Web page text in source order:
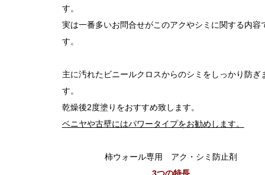
す。
実は一番多いお問合せがこのアクやシミに関する内容
す。
主に汚れたビニールクロスからのシミをしっかり防ぎ
す。
乾燥後2度塗りをおすすめ致します。
ベニヤや古壁にはパワータイプをお勧めします。
柿ウォール専用 アク・シミ防止剤
3つの特長